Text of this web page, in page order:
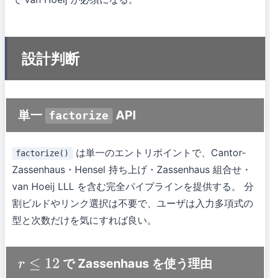
設計判断
単一 factorize API
factorize()
は単一のエントリポイントで、Cantor-
Zassenhaus・Hensel 持ち上げ・Zassenhaus 組合せ・
van Hoeij LLL を含む完全パイプラインを提供する。 分
割ビルドやリンク選択は不要で、ユーザは入力多項式の
型と次数だけを気にすれば良い。
r≤12 で Zassenhaus を使う理由